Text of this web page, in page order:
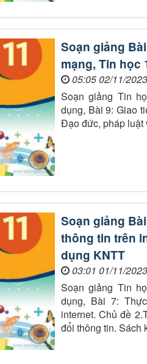
Soạn giảng
mạng, Tin học
05:05 02/11/2023
Soạn giảng Tin
dụng, Bài 9: Giao
Đạo đức, pháp luật
Soạn giảng
thông tin trên
dụng KNTT
03:01 01/11/2023
Soạn giảng Tin
dụng, Bài 7:
internet. Chủ đề
đổi thông tin. Sách